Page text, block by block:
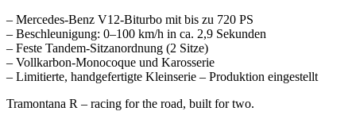
– Mercedes-Benz V12-Biturbo mit bis zu 720 PS
– Beschleunigung: 0–100 km/h in ca. 2,9 Sekunden
– Feste Tandem-Sitzanordnung (2 Sitze)
– Vollkarbon-Monocoque und Karosserie
– Limitierte, handgefertigte Kleinserie – Produktion eingestellt
Tramontana R – racing for the road, built for two.